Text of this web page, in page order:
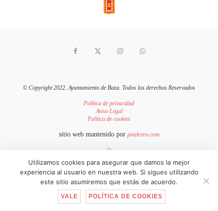
© Copyright 2022. Ayuntamiento de Baza. Todos los derechos Reservados
Política de privacidad
Aviso Legal
Política de cookies
sitio web mantenido por pixelcero.com
Utilizamos cookies para asegurar que damos la mejor
experiencia al usuario en nuestra web. Si sigues utilizando
este sitio asumiremos que estás de acuerdo.
VALE POLÍTICA DE COOKIES